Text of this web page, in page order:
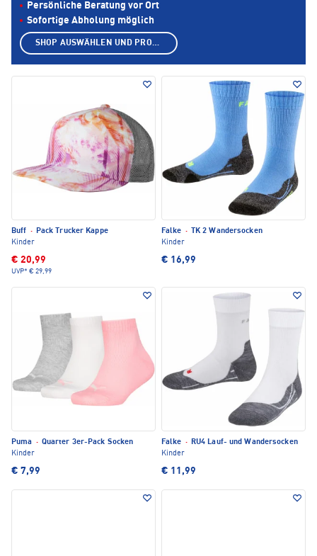
Buff · Pack Trucker Kappe
Kinder
€ 20,99
UVP* € 29,99
Falke ·
TK 2 Wandersocken
Kinder
€ 16,99
Puma · Quarter 3er-Pack Socken
Kinder
€ 7,99
Falke · RU4 Lauf- und Wandersocken
Kinder
€ 11,99
Persönliche Beratung vor Ort
Sofortige Abholung möglich
SHOP AUSWÄHLEN UND PRODUKTE ANZEIGEN